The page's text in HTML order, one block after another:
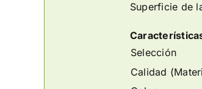
Superficie de
Selección
Calidad